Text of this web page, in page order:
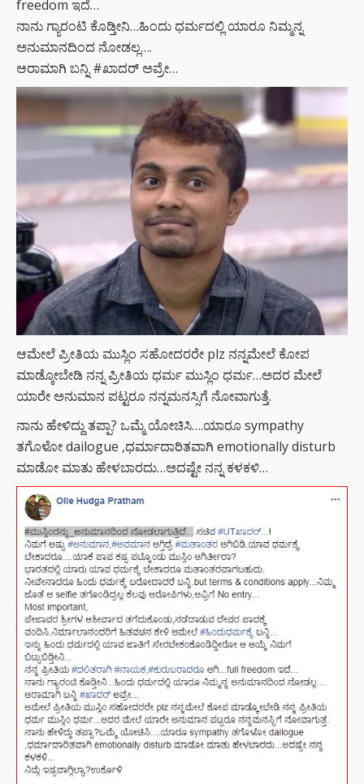
freedom ಇದೆ…
ನಾನು‌ ಗ್ಯಾರಂಟಿ ಕೊಡ್ತೀನಿ…ಹಿಂದು ಧರ್ಮದಲ್ಲಿ ಯಾರೂ ನಿಮ್ಮನ್ನ
ಅನುಮಾನದಿಂದ ನೋಡಲ್ಲ….
ಆರಾಮಾಗಿ ಬನ್ನಿ #ಖಾದರ್ ಅವ್ರೇ…
ಆಮೇಲೆ ಪ್ರೀತಿಯ ಮುಸ್ಲಿಂ ಸಹೋದರರೇ plz ನನ್ನಮೇಲೆ ಕೋಪ
ಮಾಡ್ಕೋಬೇಡಿ ನನ್ನ ಪ್ರೀತಿಯ ಧರ್ಮ ಮುಸ್ಲಿಂ ಧರ್ಮ…ಅದರ ಮೇಲೆ
ಯಾರೇ ಅನುಮಾನ ಪಟ್ಟರೂ ನನ್ನಮನಸ್ಸಿಗೆ ನೋವಾಗುತ್ತೆ.
ನಾನು ಹೇಳಿದ್ದು ತಪ್ಪಾ? ಒಮ್ಮೆ ಯೋಚಿಸಿ….ಯಾರೂ sympathy
ತಗೊಳೋ dailogue ,ಧರ್ಮಾದಾರಿತವಾಗಿ emotionally disturb
ಮಾಡೋ ಮಾತು ಹೇಳಬಾರದು…ಅದಷ್ಟೇ ನನ್ನ ಕಳಕಳಿ…